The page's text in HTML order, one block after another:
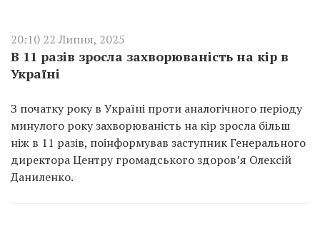
20:10 22 Липня, 2025
В 11 разів зросла захворюваність на кір в
Україні
З початку року в Україні проти аналогічного періоду
минулого року захворюваність на кір зросла більш
ніж в 11 разів, поінформував заступник Генерального
директора Центру громадського здоров’я Олексій
Даниленко.